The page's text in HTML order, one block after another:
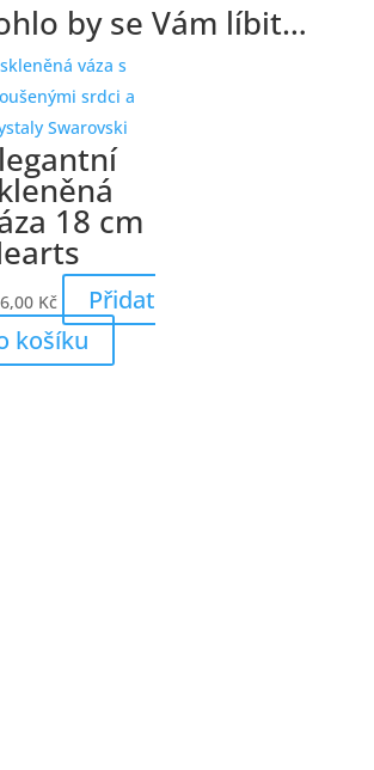
by se Vám líbit…
18 cm
Kč
Přidat
košíku